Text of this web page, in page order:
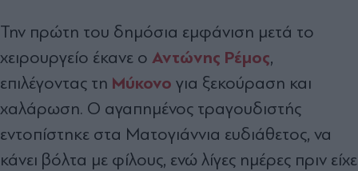
Την πρώτη του δημόσια εμφάνιση μετά το
χειρουργείο έκανε ο Αντώνης Ρέμος,
επιλέγοντας τη Μύκονο για ξεκούραση και
χαλάρωση. Ο αγαπημένος τραγουδιστής
εντοπίστηκε στα Ματογιάννια ευδιάθετος, να
κάνει βόλτα με φίλους, ενώ λίγες ημέρες πριν είχε